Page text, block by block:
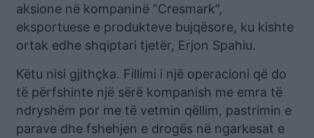
aksione në kompaninë “Cresmark”,
eksportuese e produkteve bujqësore, ku kishte
ortak edhe shqiptari tjetër, Erjon Spahiu.
Këtu nisi gjithçka. Fillimi i një operacioni që do
të përfshinte një sërë kompanish me emra të
ndryshëm por me të vetmin qëllim, pastrimin e
parave dhe fshehjen e drogës në ngarkesat e